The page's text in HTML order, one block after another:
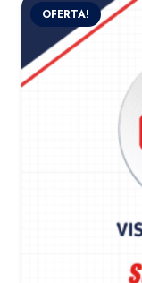
OFERTA!